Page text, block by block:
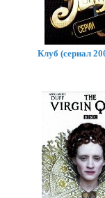
Клуб (сериал